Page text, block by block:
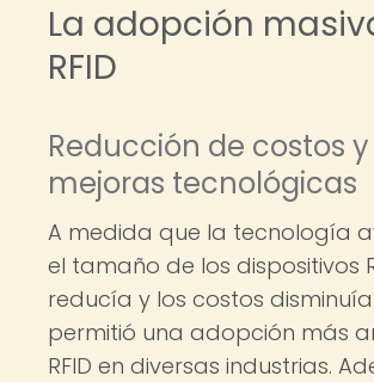
La adopción
RFID
Reducción de costos y
mejoras tecnológicas
A medida que la tecnología
el tamaño de los dispositivos
reducía y los costos
permitió una adopción más
RFID en diversas industrias.